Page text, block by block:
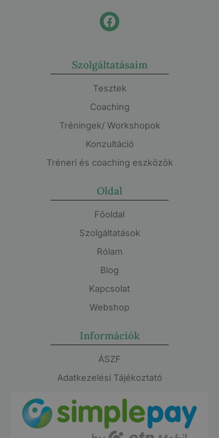
Szolgáltatásaim
Tesztek
Coaching
Tréningek/ Workshopok
Konzultáció
Tréneri és coaching eszközök
Oldal
Főoldal
Szolgáltatások
Rólam
Blog
Kapcsolat
Webshop
Információk
ÁSZF
Adatkezelési Tájékoztató